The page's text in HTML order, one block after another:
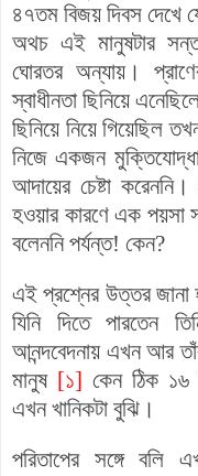
৪৭তম বিজয় দিবস দেখে
অথচ এই মানুষটার
ঘোরতর অন্যায়।
স্বাধীনতা ছিনিয়ে
ছিনিয়ে নিয়ে গিয়েছিল
নিজে একজন
আদায়ের চেষ্টা
হওয়ার কারণে এক পয়সা
বলেননি পর্যন্ত! কেন?
এই প্রশ্নের উত্তর
যিনি দিতে পারতেন
আনন্দবেদনায় এখন আর
মানুষ [১] কেন ঠিক ১৬
এখন খানিকটা বুঝি।
পরিতাপের সঙ্গে বলি